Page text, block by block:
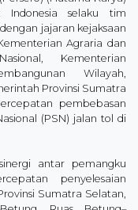
Indonesia selaku tim
jajaran kejaksaan
Agraria dan
Kementerian
Wilayah,
Provinsi Sumatra
pembebasan
(PSN) jalan tol di
antar pemangku
penyelesaian
Sumatra Selatan,